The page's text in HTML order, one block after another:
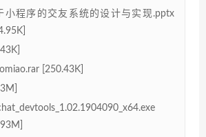
小程序的交友系统的设计与实现.pptx
[250.43K]